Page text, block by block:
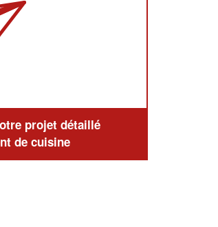
projet détaillé
de cuisine